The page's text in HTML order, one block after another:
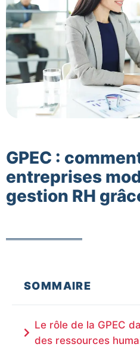
GPEC :
entreprises
gestion RH
SOMMAIRE
Le rôle de la GPEC
des ressources